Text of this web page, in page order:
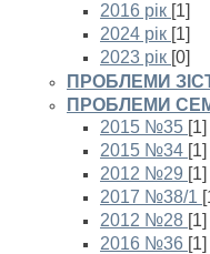
2016 рік [1]
2024 рік [1]
2023 рік [0]
ПРОБЛЕМИ
ПРОБЛЕМИ
2015 №35 [1]
2015 №34 [1]
2012 №29 [1]
2017 №38/1
2012 №28 [1]
2016 №36 [1]